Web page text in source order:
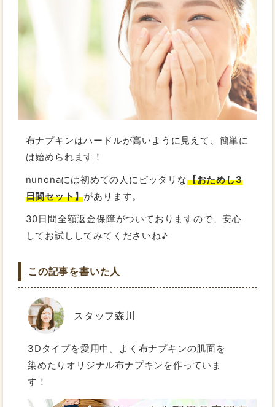
布ナプキンはハードルが高いように見えて、簡単に
は始められます！
nunonaには初めての人にピッタリな【おためし3
日間セット】があります。
30日間全額返金保障がついておりますので、安心
してお試ししてみてくださいね♪
この記事を書いた人
スタッフ森川
3Dタイプを愛用中。よく布ナプキンの肌面を
染めたりオリジナル布ナプキンを作っていま
す！